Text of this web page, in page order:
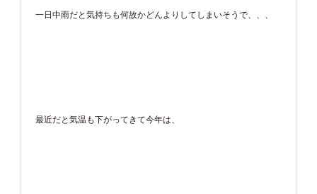
一日中雨だと気持ちも何故かどんよりしてしまいそうで、、、
最近だと気温も下がってきて今年は、